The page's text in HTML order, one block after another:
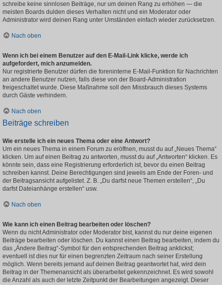
schreibe keine sinnlosen Beiträge, nur um deinen Rang zu erhöhen — die
meisten Boards dulden dieses Verhalten nicht und ein Moderator oder
Administrator wird deinen Rang unter Umständen einfach wieder zurücksetzen.
Nach oben
Wenn ich bei einem Benutzer auf den E-Mail-Link klicke, werde ich
aufgefordert, mich anzumelden.
Nur registrierte Benutzer dürfen die foreninterne E-Mail-Funktion für Nachrichten
an andere Benutzer nutzen, falls diese von der Board-Administration
freigeschaltet wurde. Diese Maßnahme soll den Missbrauch dieses Systems
durch Gäste verhindern.
Nach oben
Beiträge schreiben
Wie erstelle ich ein neues Thema oder eine Antwort?
Um ein neues Thema in einem Forum zu eröffnen, musst du auf „Neues Thema“
klicken. Um auf einen Beitrag zu antworten, musst du auf „Antworten“ klicken. Es
könnte sein, dass eine Registrierung erforderlich ist, bevor du einen Beitrag
schreiben kannst. Deine Berechtigungen sind jeweils am Ende der Foren- und
der Beitragsansicht aufgelistet. Z. B. „Du darfst neue Themen erstellen“, „Du
darfst Dateianhänge erstellen“ usw.
Nach oben
Wie kann ich einen Beitrag bearbeiten oder löschen?
Wenn du nicht Administrator oder Moderator bist, kannst du nur deine eigenen
Beiträge bearbeiten oder löschen. Du kannst einen Beitrag bearbeiten, indem du
das „Ändere Beitrag“-Symbol für den entsprechenden Beitrag anklickst;
eventuell ist dies nur für einen begrenzten Zeitraum nach seiner Erstellung
möglich. Wenn bereits jemand auf deinen Beitrag geantwortet hat, wird dein
Beitrag in der Themenansicht als überarbeitet gekennzeichnet. Es wird sowohl
die Anzahl als auch der letzte Zeitpunkt der Bearbeitungen angezeigt. Dieser